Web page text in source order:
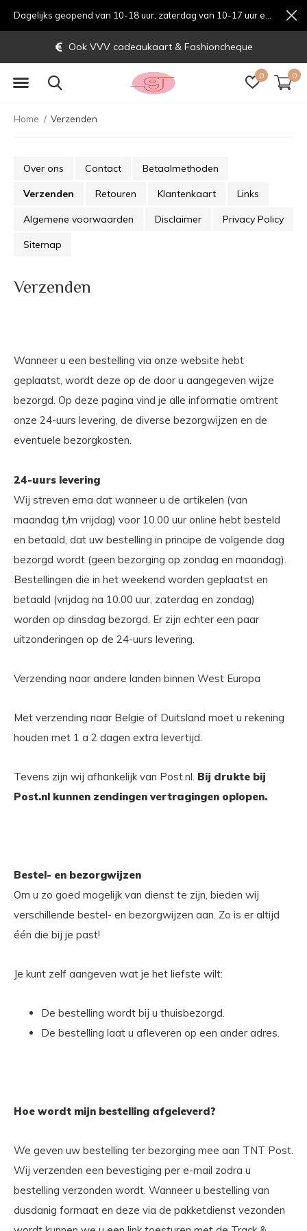
0 0
Ook VVV cadeaukaart & Fashioncheque
Home Verzenden
Over ons Contact Betaalmethoden
Verzenden Retouren Klantenkaart Links
Algemene voorwaarden Disclaimer Privacy Policy
Sitemap
Verzenden
Wanneer u een bestelling via onze website hebt
geplaatst, wordt deze op de door u aangegeven wijze
bezorgd. Op deze pagina vind je alle informatie omtrent
onze 24-uurs levering, de diverse bezorgwijzen en de
eventuele bezorgkosten.
24-uurs levering
Wij streven erna dat wanneer u de artikelen (van
maandag t/m vrijdag) voor 10.00 uur online hebt besteld
en betaald, dat uw bestelling in principe de volgende dag
bezorgd wordt (geen bezorging op zondag en maandag).
Bestellingen die in het weekend worden geplaatst en
betaald (vrijdag na 10.00 uur, zaterdag en zondag)
worden op dinsdag bezorgd. Er zijn echter een paar
uitzonderingen op de 24-uurs levering.
Verzending naar andere landen binnen West Europa
Met verzending naar Belgie of Duitsland moet u rekening
houden met 1 a 2 dagen extra levertijd.
Tevens zijn wij afhankelijk van Post.nl. Bij drukte bij
Post.nl kunnen zendingen vertragingen oplopen.
Bestel- en bezorgwijzen
Om u zo goed mogelijk van dienst te zijn, bieden wij
verschillende bestel- en bezorgwijzen aan. Zo is er altijd
één die bij je past!
Je kunt zelf aangeven wat je het liefste wilt:
De bestelling wordt bij u thuisbezorgd.
De bestelling laat u afleveren op een ander adres.
Hoe wordt mijn bestelling afgeleverd?
We geven uw bestelling ter bezorging mee aan TNT Post.
Wij verzenden een bevestiging per e-mail zodra u
bestelling verzonden wordt. Wanneer u bestelling van
dusdanig formaat en deze via de pakketdienst vezonden